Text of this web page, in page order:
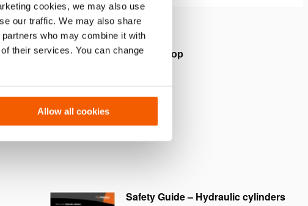
cookies, we may also use
our traffic. We may also share
who may combine it with
their services. You can change
Allow all cookies
beschermt de schroefdraad op
Safety Guide – Hydraulic cylinders